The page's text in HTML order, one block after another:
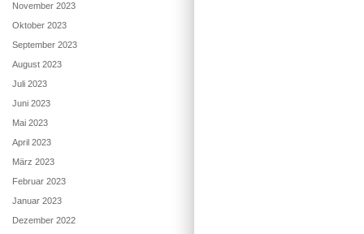
November 2023
Oktober 2023
September 2023
August 2023
Juli 2023
Juni 2023
Mai 2023
April 2023
März 2023
Februar 2023
Januar 2023
Dezember 2022